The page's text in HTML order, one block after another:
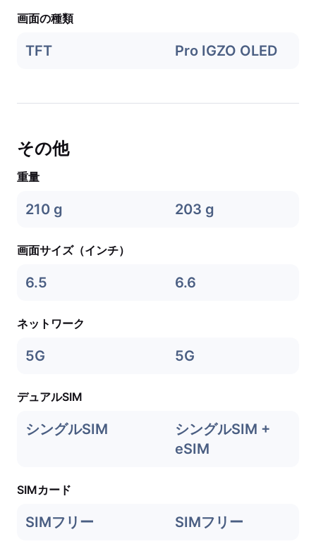
画面の種類
TFT Pro IGZO OLED
その他
重量
210 g 203 g
画面サイズ（インチ）
6.5 6.6
ネットワーク
5G 5G
デュアルSIM
シングルSIM
シングルSIM +
eSIM
SIMカード
SIMフリー SIMフリー